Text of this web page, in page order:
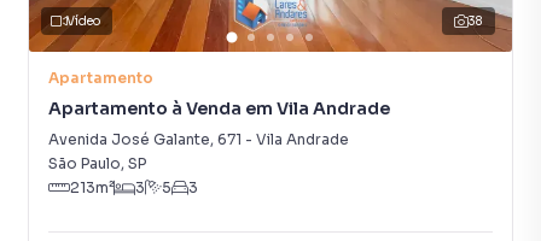
38
Vídeo
Apartamento
Apartamento à Venda em Vila Andrade
Avenida José Galante, 671 - Vila Andrade
São Paulo, SP
213m² 3 5 3